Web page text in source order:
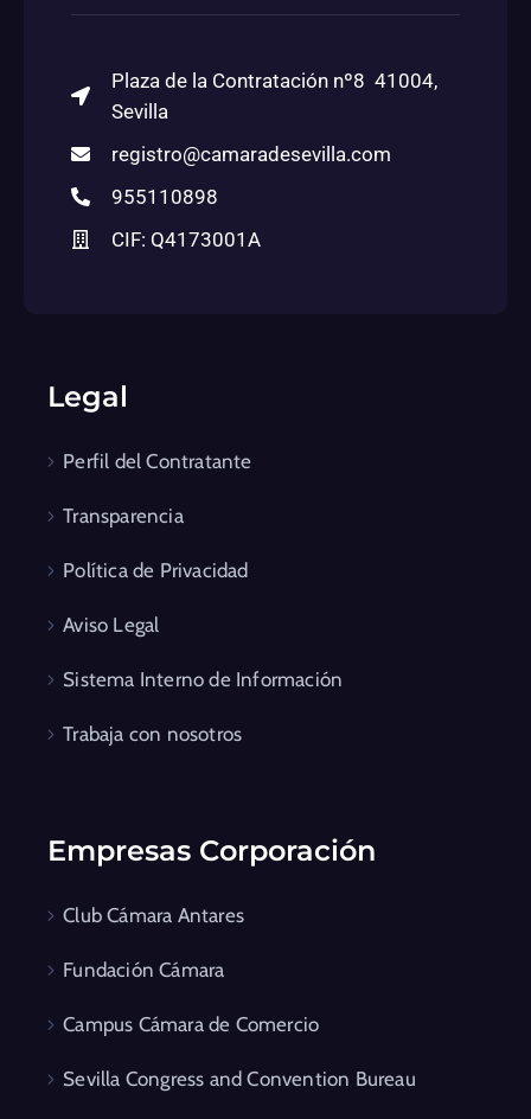
Plaza de la Contratación nº8 41004,
Sevilla
registro@camaradesevilla.com
955110898
CIF: Q4173001A
Legal
Perfil del Contratante
Transparencia
Política de Privacidad
Aviso Legal
Sistema Interno de Información
Trabaja con nosotros
Empresas Corporación
Club Cámara Antares
Fundación Cámara
Campus Cámara de Comercio
Sevilla Congress and Convention Bureau